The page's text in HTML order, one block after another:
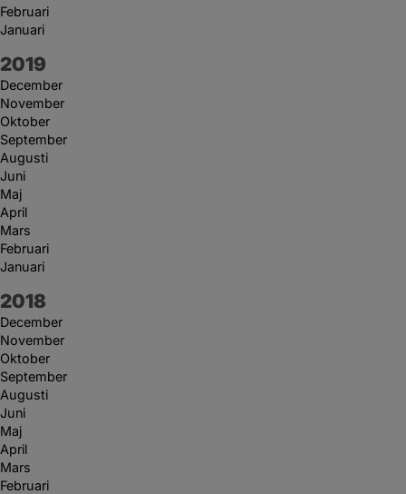
Februari
Januari
År:
2019
December
November
Oktober
September
Augusti
Juni
Maj
April
Mars
Februari
Januari
År:
2018
December
November
Oktober
September
Augusti
Juni
Maj
April
Mars
Februari